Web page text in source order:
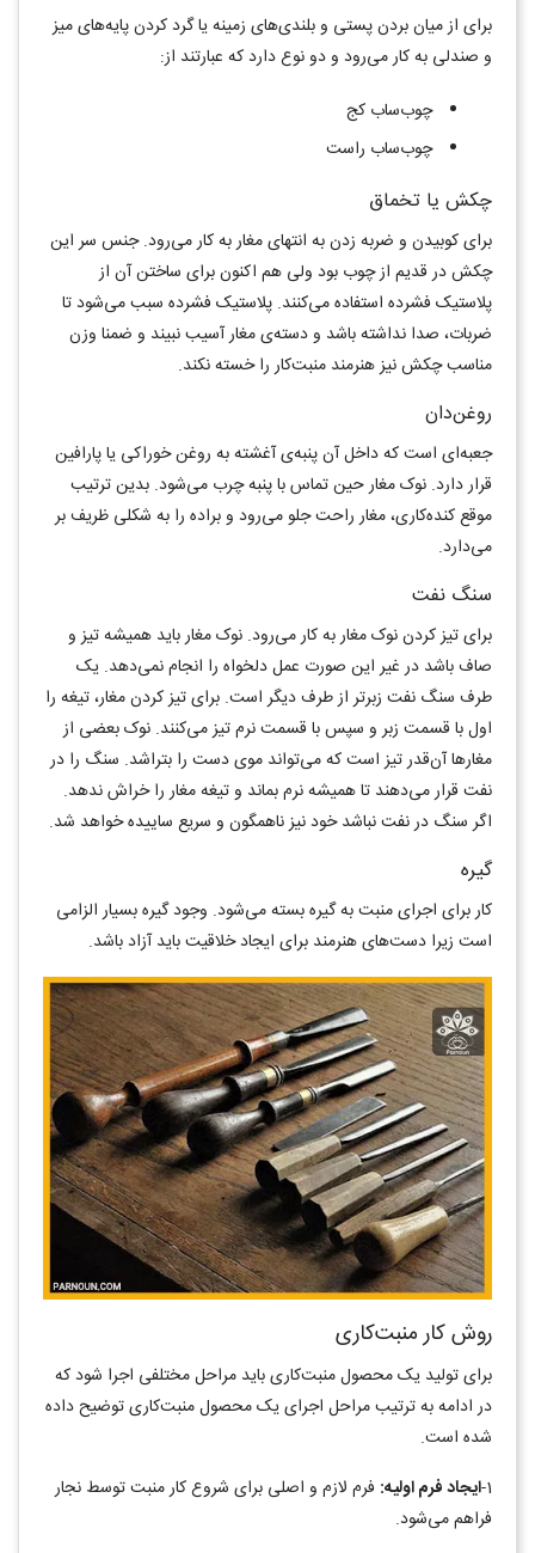
برای از میان بردن پستی و بلندی‌های زمینه یا گرد کردن پایه‌های میز
و صندلی به کار می‌رود و دو نوع دارد که عبارتند از:
چوب‌ساب کج
چوب‌ساب راست
چکش یا تخماق
برای کوبیدن و ضربه زدن به انتهای مغار به کار می‌رود. جنس سر این
چکش در قدیم از چوب بود ولی هم اکنون برای ساختن آن از
پلاستیک فشرده استفاده می‌کنند. پلاستیک فشرده سبب می‌شود تا
ضربات، صدا نداشته باشد و دسته‌ی مغار آسیب نبیند و ضمنا وزن
مناسب چکش نیز هنرمند منبت‌کار را خسته نکند.
روغن‌دان
جعبه‌ای است که داخل آن پنبه‌ی آغشته به روغن خوراکی یا پارافین
قرار دارد. نوک مغار حین تماس با پنبه چرب می‌شود. بدین ترتیب
موقع کنده‌کاری، مغار راحت جلو می‌رود و براده را به شکلی ظریف بر
می‌دارد.
سنگ نفت
برای تیز کردن نوک مغار به کار می‌رود. نوک مغار باید همیشه تیز و
صاف باشد در غیر این صورت عمل دلخواه را انجام نمی‌دهد. یک
طرف سنگ نفت زبرتر از طرف دیگر است. برای تیز کردن مغار، تیغه را
اول با قسمت زبر و سپس با قسمت نرم تیز می‌کنند. نوک بعضی از
مغارها آن‌قدر تیز است که می‌تواند موی دست را بتراشد. سنگ را در
نفت قرار می‌دهند تا همیشه نرم بماند و تیغه مغار را خراش ندهد.
اگر سنگ در نفت نباشد خود نیز ناهمگون و سریع ساییده خواهد شد.
گیره
کار برای اجرای منبت به گیره بسته می‌شود. وجود گیره بسیار الزامی
است زیرا دست‌های هنرمند برای ایجاد خلاقیت باید آزاد باشد.
روش کار منبت‌کاری
برای تولید یک محصول منبت‌کاری باید مراحل مختلفی اجرا شود که
در ادامه به ترتیب مراحل اجرای یک محصول منبت‌کاری توضیح داده
شده است.
1- ایجاد فرم اولیه: فرم لازم و اصلی برای شروع کار منبت توسط نجار
فراهم می‌شود.